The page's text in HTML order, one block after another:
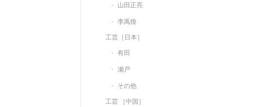
山田正亮
李禹煥
工芸［日本］
有田
瀬戸
その他
工芸 ［中国］